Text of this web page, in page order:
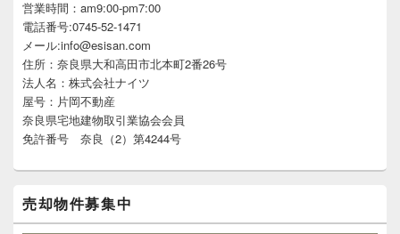
ー
ウ
ィ
ェ
ッ
ト
ア
営業時間：am9:00-pm7:00
電話番号:0745-52-1471
メール:info@esisan.com
住所：奈良県大和高田市北本町2番26号
法人名：株式会社ナイツ
屋号：片岡不動産
奈良県宅地建物取引業協会会員
免許番号 奈良（2）第4244号
売却物件募集中